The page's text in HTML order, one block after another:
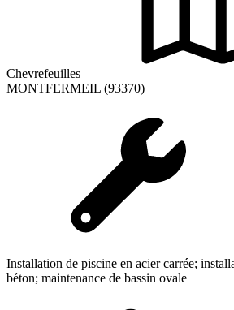
Chevrefeuilles
MONTFERMEIL (93370)
Installation de piscine en acier carrée;
béton; maintenance de bassin ovale